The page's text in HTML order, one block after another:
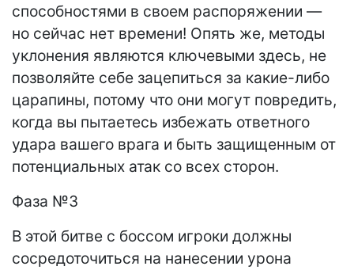
способностями в своем распоряжении —
но сейчас нет времени! Опять же, методы
уклонения являются ключевыми здесь, не
позволяйте себе зацепиться за какие-либо
царапины, потому что они могут повредить,
когда вы пытаетесь избежать ответного
удара вашего врага и быть защищенным от
потенциальных атак со всех сторон.
Фаза №3
В этой битве с боссом игроки должны
сосредоточиться на нанесении урона